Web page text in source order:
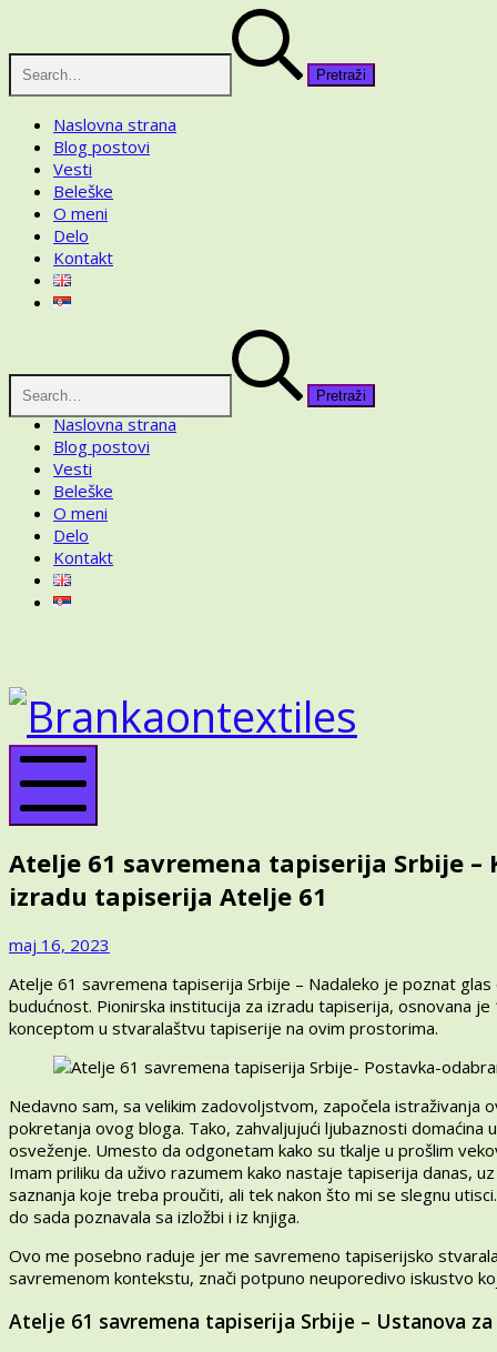
content
Naslovna strana
Blog postovi
Vesti
Beleške
O meni
Delo
Kontakt
Naslovna strana
Blog postovi
Vesti
Beleške
O meni
Delo
Kontakt
ON
TEXTILES
Mobile
Atelje 61 savremena tapiserija Srbije
izradu tapiserija Atelje 61
maj 16, 2023
2023
Atelje 61 savremena tapiserija Srbije – Nadaleko je poznat
budućnost. Pionirska institucija za izradu tapiserija, osnovana
konceptom u stvaralaštvu tapiserije na ovim prostorima.
Nedavno sam, sa velikim zadovoljstvom, započela
pokretanja ovog bloga. Tako, zahvaljujući ljubaznosti
osveženje. Umesto da odgonetam kako su tkalje u prošlim
Imam priliku da uživo razumem kako nastaje tapiserija danas,
saznanja koje treba proučiti, ali tek nakon što mi se slegnu
do sada poznavala sa izložbi i iz knjiga.
Ovo me posebno raduje jer me savremeno tapiserijsko
savremenom kontekstu, znači potpuno neuporedivo iskustvo
Atelje 61 savremena tapiserija Srbije – Ustanova